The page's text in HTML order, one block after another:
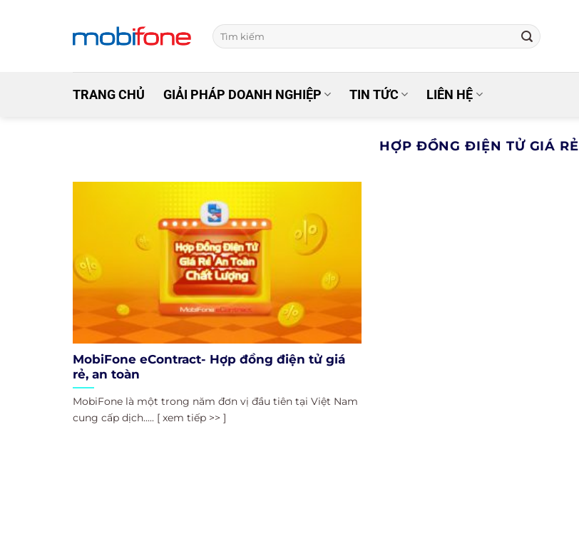
TRANG CHỦ GIẢI PHÁP DOANH NGHIỆP TIN TỨC LIÊN HỆ
HỢP ĐỒNG ĐIỆN TỬ GIÁ RẺ
MobiFone eContract- Hợp đồng điện tử giá
rẻ, an toàn
MobiFone là một trong năm đơn vị đầu tiên tại Việt Nam
cung cấp dịch..... [ xem tiếp >> ]